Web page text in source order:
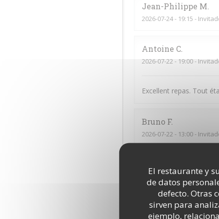
El restaurante y
de datos
defecto. Otras
sirven para
ejemplo,
Jean-Philippe M
2026-07-24- 19:15 -
Antoine C
2026-07-22- 19:00 -
Excellent repas. Tout
Bruno F
2026-07-22 - 13:00 -
2026-07-16- 19:00 -
Sylvain B